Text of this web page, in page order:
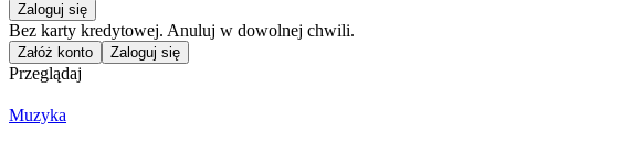
Zaloguj się
Bez karty kredytowej. Anuluj w dowolnej chwili.
Załóż konto Zaloguj się
Przeglądaj
Muzyka